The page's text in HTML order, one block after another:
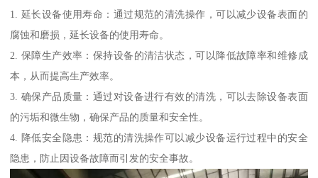
1. 延长设备使用寿命：通过规范的清洗操作，可以减少设备表面的
腐蚀和磨损，延长设备的使用寿命。
2. 保障生产效率：保持设备的清洁状态，可以降低故障率和维修成
本，从而提高生产效率。
3. 确保产品质量：通过对设备进行有效的清洗，可以去除设备表面
的污垢和微生物，确保产品的质量和安全性。
4. 降低安全隐患：规范的清洗操作可以减少设备运行过程中的安全
隐患，防止因设备故障而引发的安全事故。